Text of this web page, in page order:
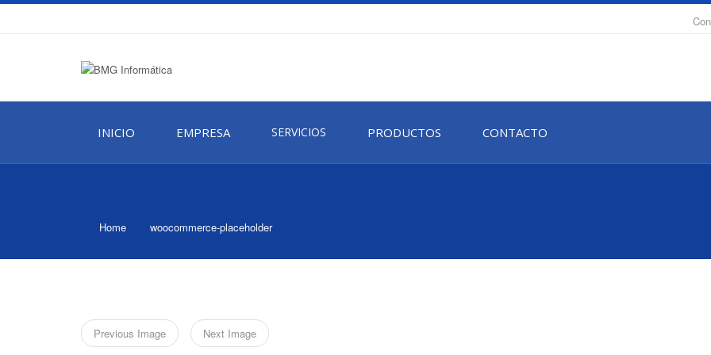
INICIO EMPRESA SERVICIOS PRODUCTOS CONTACTO
Home woocommerce-placeholder
Previous Image Next Image